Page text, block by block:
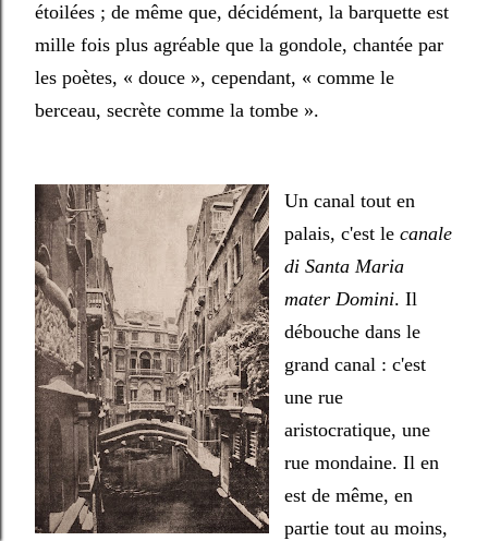
étoilées ; de même que, décidément, la barquette est
mille fois plus agréable que la gondole, chantée par
les poètes, « douce », cependant, « comme le
berceau, secrète comme la tombe ».
Un canal tout en
palais, c'est le canale
di Santa Maria
mater Domini. Il
débouche dans le
grand canal : c'est
une rue
aristocratique, une
rue mondaine. Il en
est de même, en
partie tout au moins,